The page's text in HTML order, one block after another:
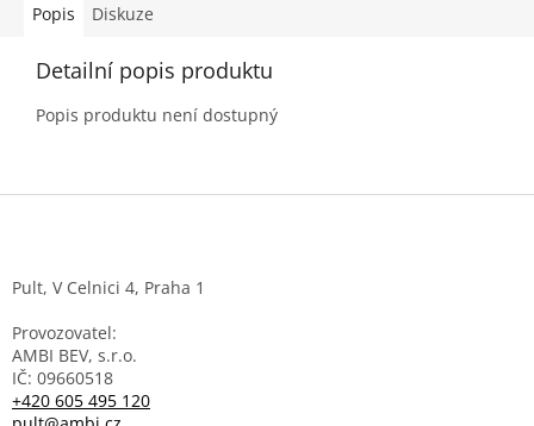
Popis Diskuze
Detailní popis produktu
Popis produktu není dostupný
Z
Pult, V Celnici 4, Praha 1
Provozovatel:
AMBI BEV, s.r.o.
IČ: 09660518
+420 605 495 120